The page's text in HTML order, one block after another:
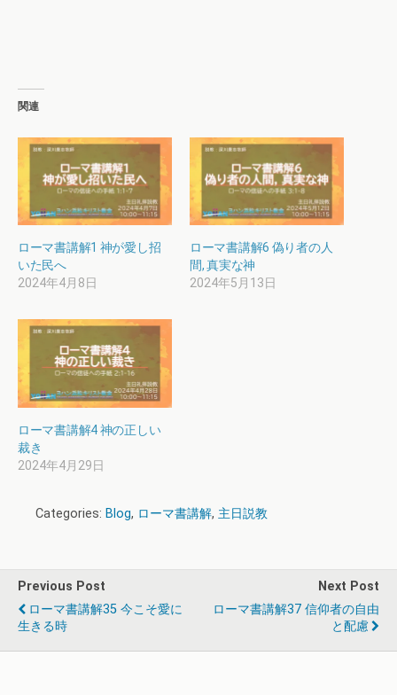
関連
ローマ書講解1 神が愛し招
いた民へ
2024年4月8日
ローマ書講解6 偽り者の人
間, 真実な神
2024年5月13日
ローマ書講解4 神の正しい
裁き
2024年4月29日
Categories: Blog, ローマ書講解, 主日説教
Previous Post
ローマ書講解35 今こそ愛に
生きる時
Next Post
ローマ書講解37 信仰者の自由
と配慮